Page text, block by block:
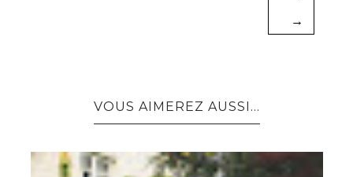
→
VOUS AIMEREZ AUSSI...